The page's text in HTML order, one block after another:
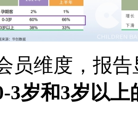
维度，报告
3岁和3岁以